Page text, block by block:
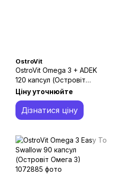
OstroVit
OstroVit Omega 3 + ADEK
120 капсул (Островіт
Омега 3 + ADEK)
Ціну уточнюйте
Дізнатися ціну